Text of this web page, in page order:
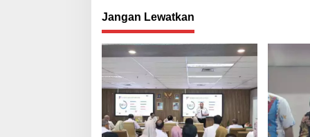
s
Jangan Lewatkan